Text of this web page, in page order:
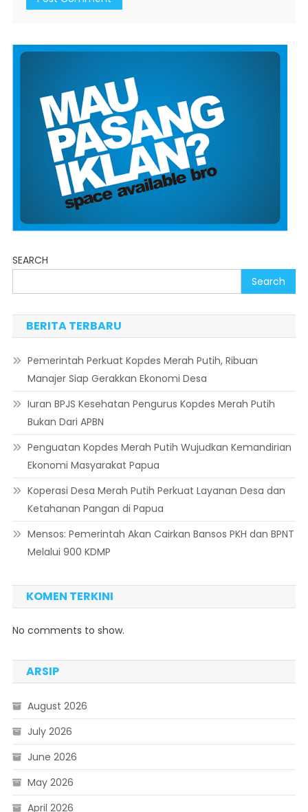
SEARCH
Search
BERITA TERBARU
Pemerintah Perkuat Kopdes Merah Putih, Ribuan
Manajer Siap Gerakkan Ekonomi Desa
Iuran BPJS Kesehatan Pengurus Kopdes Merah Putih
Bukan Dari APBN
Penguatan Kopdes Merah Putih Wujudkan Kemandirian
Ekonomi Masyarakat Papua
Koperasi Desa Merah Putih Perkuat Layanan Desa dan
Ketahanan Pangan di Papua
Mensos: Pemerintah Akan Cairkan Bansos PKH dan BPNT
Melalui 900 KDMP
KOMEN TERKINI
No comments to show.
ARSIP
August 2026
July 2026
June 2026
May 2026
April 2026